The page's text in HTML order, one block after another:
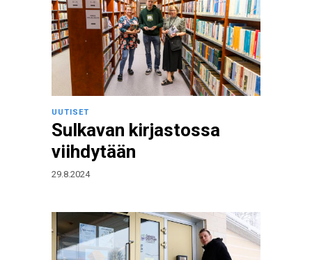
UUTISET
Sulkavan kirjastossa
viihdytään
29.8.2024